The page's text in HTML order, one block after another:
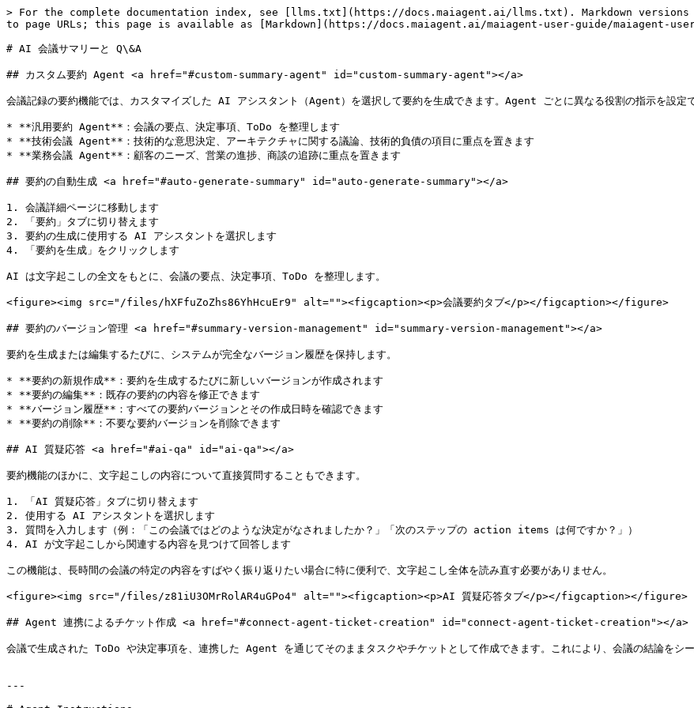
> For the complete documentation index, see [llms.txt](https://docs.maiagent.ai/llms.txt). Markdown versions
to page URLs; this page is available as [Markdown](https://docs.maiagent.ai/maiagent-user-guide/maiagent-
# AI 会議サマリーと Q\&A
## カスタム要約 Agent <a href="#custom-summary-agent" id="custom-summary-agent"></a>
会議記録の要約機能では、カスタマイズした AI アシスタント（Agent）を選択して要約を生成できます。Agent ごとに異なる役割の指示を設定
* **汎用要約 Agent**：会議の要点、決定事項、ToDo を整理します
* **技術会議 Agent**：技術的な意思決定、アーキテクチャに関する議論、技術的負債の項目に重点を置きます
* **業務会議 Agent**：顧客のニーズ、営業の進捗、商談の追跡に重点を置きます
## 要約の自動生成 <a href="#auto-generate-summary" id="auto-generate-summary"></a>
1. 会議詳細ページに移動します
2. 「要約」タブに切り替えます
3. 要約の生成に使用する AI アシスタントを選択します
4. 「要約を生成」をクリックします
AI は文字起こしの全文をもとに、会議の要点、決定事項、ToDo を整理します。
<figure><img src="/files/hXFfuZoZhs86YhHcuEr9" alt=""><figcaption><p>会議要約タブ</p></figcaption></figure>
## 要約のバージョン管理 <a href="#summary-version-management" id="summary-version-management"></a>
要約を生成または編集するたびに、システムが完全なバージョン履歴を保持します。
* **要約の新規作成**：要約を生成するたびに新しいバージョンが作成されます
* **要約の編集**：既存の要約の内容を修正できます
* **バージョン履歴**：すべての要約バージョンとその作成日時を確認できます
* **要約の削除**：不要な要約バージョンを削除できます
## AI 質疑応答 <a href="#ai-qa" id="ai-qa"></a>
要約機能のほかに、文字起こしの内容について直接質問することもできます。
1. 「AI 質疑応答」タブに切り替えます
2. 使用する AI アシスタントを選択します
3. 質問を入力します（例：「この会議ではどのような決定がなされましたか？」「次のステップの action items は何ですか？」）
4. AI が文字起こしから関連する内容を見つけて回答します
この機能は、長時間の会議の特定の内容をすばやく振り返りたい場合に特に便利で、文字起こし全体を読み直す必要がありません。
<figure><img src="/files/z81iU3OMrRolAR4uGPo4" alt=""><figcaption><p>AI 質疑応答タブ</p></figcaption></figure>
## Agent 連携によるチケット作成 <a href="#connect-agent-ticket-creation" id="connect-agent-ticket-creation"></a>
会議で生成された ToDo や決定事項を、連携した Agent を通じてそのままタスクやチケットとして作成できます。これにより、会議の結論をシー
---